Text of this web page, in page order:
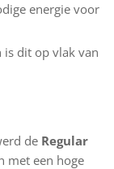
energie voor
is dit op vlak van
de Regular
met een hoge